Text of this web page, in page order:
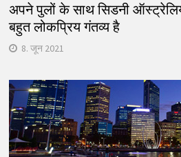
अपने पुलों के साथ सिडनी
बहुत लोकप्रिय गंतव्य है
8. जून 2021